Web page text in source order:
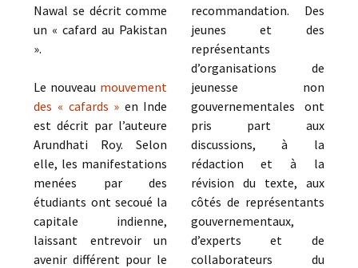
Nawal se décrit comme
un « cafard au Pakistan
».
Le nouveau mouvement
des « cafards » en Inde
est décrit par l’auteure
Arundhati Roy. Selon
elle, les manifestations
menées par des
étudiants ont secoué la
capitale indienne,
laissant entrevoir un
avenir différent pour le
recommandation. Des
jeunes et des
représentants
d’organisations de
jeunesse non
gouvernementales ont
pris part aux
discussions, à la
rédaction et à la
révision du texte, aux
côtés de représentants
gouvernementaux,
d’experts et de
collaborateurs du